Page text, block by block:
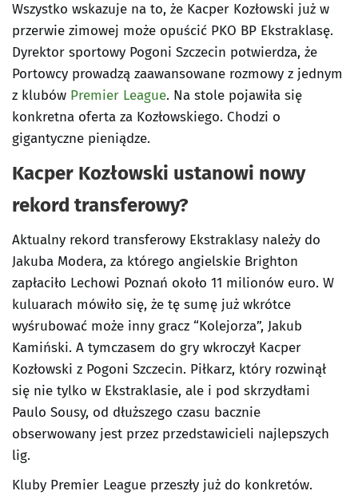
Wszystko wskazuje na to, że Kacper Kozłowski już w
przerwie zimowej może opuścić PKO BP Ekstraklasę.
Dyrektor sportowy Pogoni Szczecin potwierdza, że
Portowcy prowadzą zaawansowane rozmowy z jednym
z klubów Premier League. Na stole pojawiła się
konkretna oferta za Kozłowskiego. Chodzi o
gigantyczne pieniądze.
Kacper Kozłowski ustanowi nowy
rekord transferowy?
Aktualny rekord transferowy Ekstraklasy należy do
Jakuba Modera, za którego angielskie Brighton
zapłaciło Lechowi Poznań około 11 milionów euro. W
kuluarach mówiło się, że tę sumę już wkrótce
wyśrubować może inny gracz “Kolejorza”, Jakub
Kamiński. A tymczasem do gry wkroczył Kacper
Kozłowski z Pogoni Szczecin. Piłkarz, który rozwinął
się nie tylko w Ekstraklasie, ale i pod skrzydłami
Paulo Sousy, od dłuższego czasu bacznie
obserwowany jest przez przedstawicieli najlepszych
lig.
Kluby Premier League przeszły już do konkretów.